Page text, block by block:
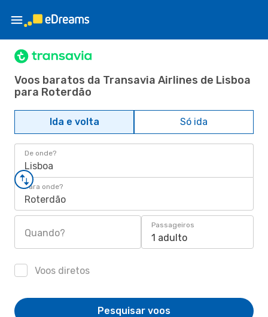
Voos baratos da Transavia Airlines de Lisboa
para Roterdão
Ida e volta Só ida
De onde?
Lisboa
Para onde?
Roterdão
Quando?
Passageiros
1 adulto
Voos diretos
Pesquisar voos